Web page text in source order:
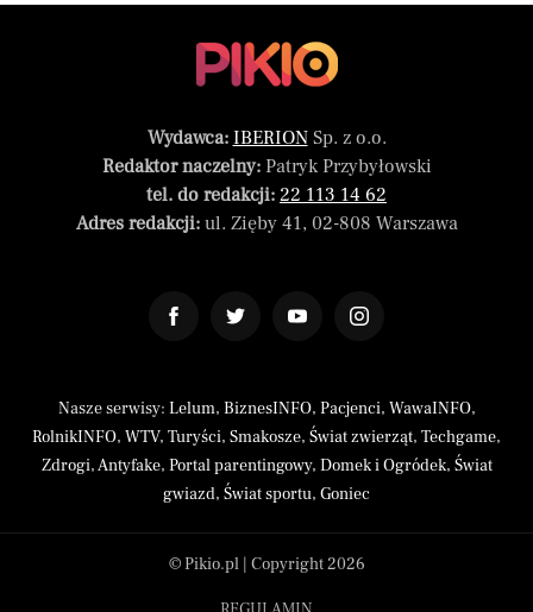
Wydawca: IBERIONSp. z o.o.
Redaktor naczelny:Patryk Przybyłowski
tel. do redakcji: 22 113 14 62
Adres redakcji:ul. Zięby 41, 02-808 Warszawa
Nasze serwisy: Lelum, BiznesINFO, Pacjenci, WawaINFO,
RolnikINFO, WTV, Turyści, Smakosze, Świat zwierząt, Techgame,
Zdrogi,Antyfake, Portal parentingowy, Domek i Ogródek, Świat
gwiazd, Świat sportu, Goniec
© Pikio.pl | Copyright 2026